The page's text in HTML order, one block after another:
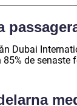
Dubai
de senaste